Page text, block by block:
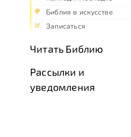
Библия в искусстве
Записаться
Читать Библию
Рассылки и
уведомления